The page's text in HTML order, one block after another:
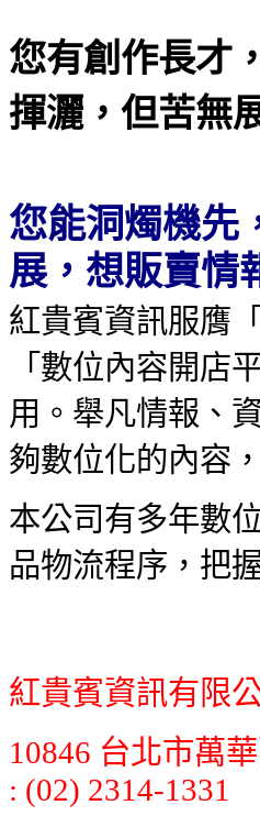
您有創作長才
揮灑，但苦無
您能洞燭機先
展，想販賣情
紅貴賓資訊服膺「
「數位內容開店
用。舉凡情報、
夠數位化的內容
本公司有多年數
品物流程序，把
紅貴賓資訊有限
10846 台北市萬
: (02) 2314-1331